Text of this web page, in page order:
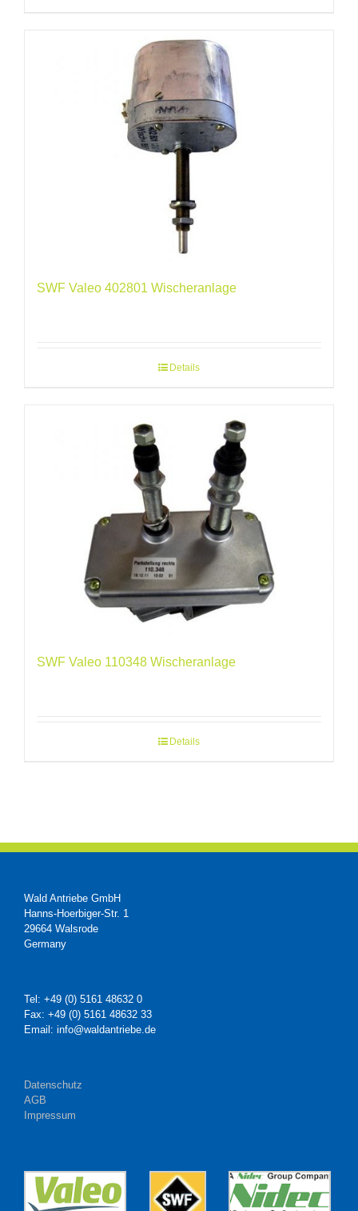
SWF Valeo 402801 Wischeranlage
Details
SWF Valeo 110348 Wischeranlage
Details
Wald Antriebe GmbH
Hanns-Hoerbiger-Str. 1
29664 Walsrode
Germany
Tel: +49 (0) 5161 48632 0
Fax: +49 (0) 5161 48632 33
Email: info@waldantriebe.de
Datenschutz
AGB
Impressum